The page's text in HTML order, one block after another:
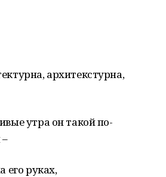
архитекстурна,
утра он такой по-
его руках,